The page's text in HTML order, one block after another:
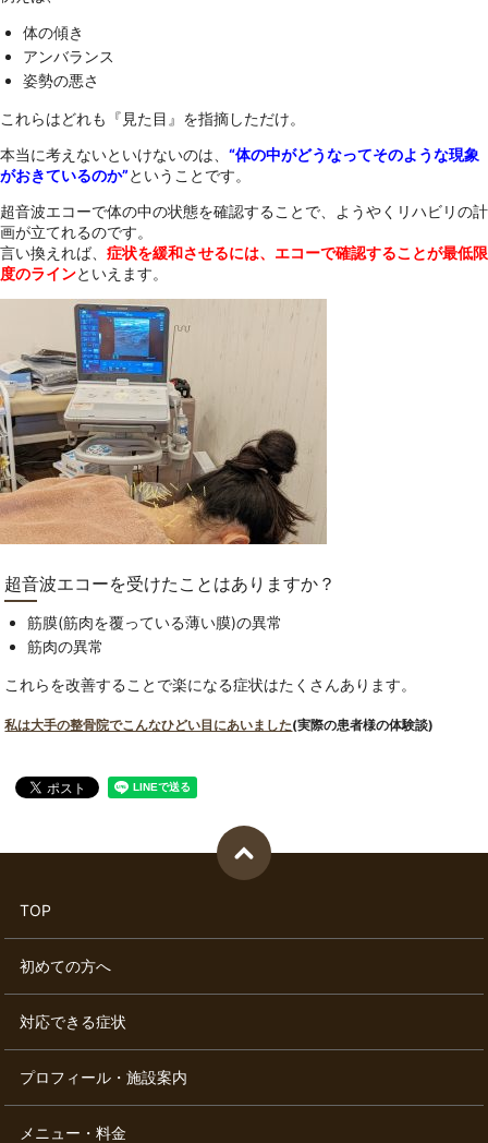
体の傾き
アンバランス
姿勢の悪さ
これらはどれも『見た目』を指摘しただけ。
本当に考えないといけないのは、 “体の中がどうなってそのような現象
がおきているのか”ということです。
超音波エコーで体の中の状態を確認することで、ようやくリハビリの計
画が立てれるのです。
言い換えれば、 症状を緩和させるには、エコーで確認することが最低限
度のラインといえます。
超音波エコーを受けたことはありますか？
筋膜(筋肉を覆っている薄い膜)の異常
筋肉の異常
これらを改善することで楽になる症状はたくさんあります。
私は大手の整骨院でこんなひどい目にあいました(実際の患者様の体験談)
TOP
初めての方へ
対応できる症状
プロフィール・施設案内
メニュー・料金